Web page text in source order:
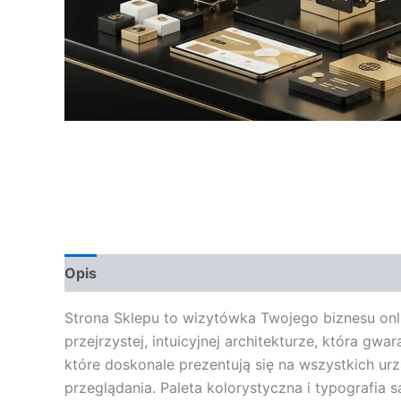
Opis
Strona Sklepu to wizytówka Twojego biznesu
przejrzystej, intuicyjnej architekturze, która
które doskonale prezentują się na wszystkich
przeglądania. Paleta kolorystyczna i typografia